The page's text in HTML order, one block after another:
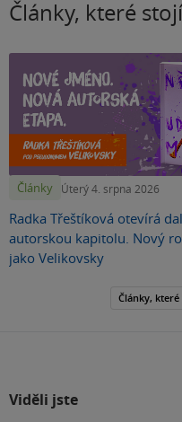
Články, které
Články Úterý 4. srpna 2026
Radka Třeštíková otevírá
autorskou kapitolu. Nový
jako Velikovsky
Články,
Viděli jste